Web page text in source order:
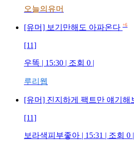
오늘의유머
[유머] 보기만해도 아파온다 +6
[11]
우똑 | 15:30 | 조회 0 |
루리웹
[유머] 진지하게 팩트만 얘기해
[11]
보라색피부좋아 | 15:31 | 조회 0 |